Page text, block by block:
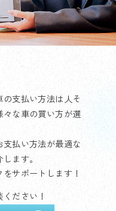
支払い方法は人そ
々な車の買い方が選
払い方法が最適な
ます。
サポートします！
ださい！